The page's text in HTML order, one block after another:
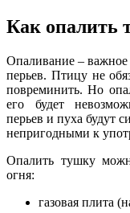
Как опалить
Опаливание –
перьев. Птицу не
повреминить. Но
его будет
перьев и пуха будут
непригодными к
Опалить тушку
огня:
газовая плита